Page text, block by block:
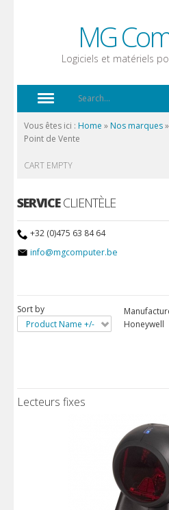
MG
Logiciels et matériels
Vous êtes ici : Home » Nos marques»
Point de Vente
CART EMPTY
SERVICECLIENTÈLE
+32 (0)475 63 84 64
info@mgcomputer.be
Sort by
Product Name +/-
Honeywell
Lecteurs fixes